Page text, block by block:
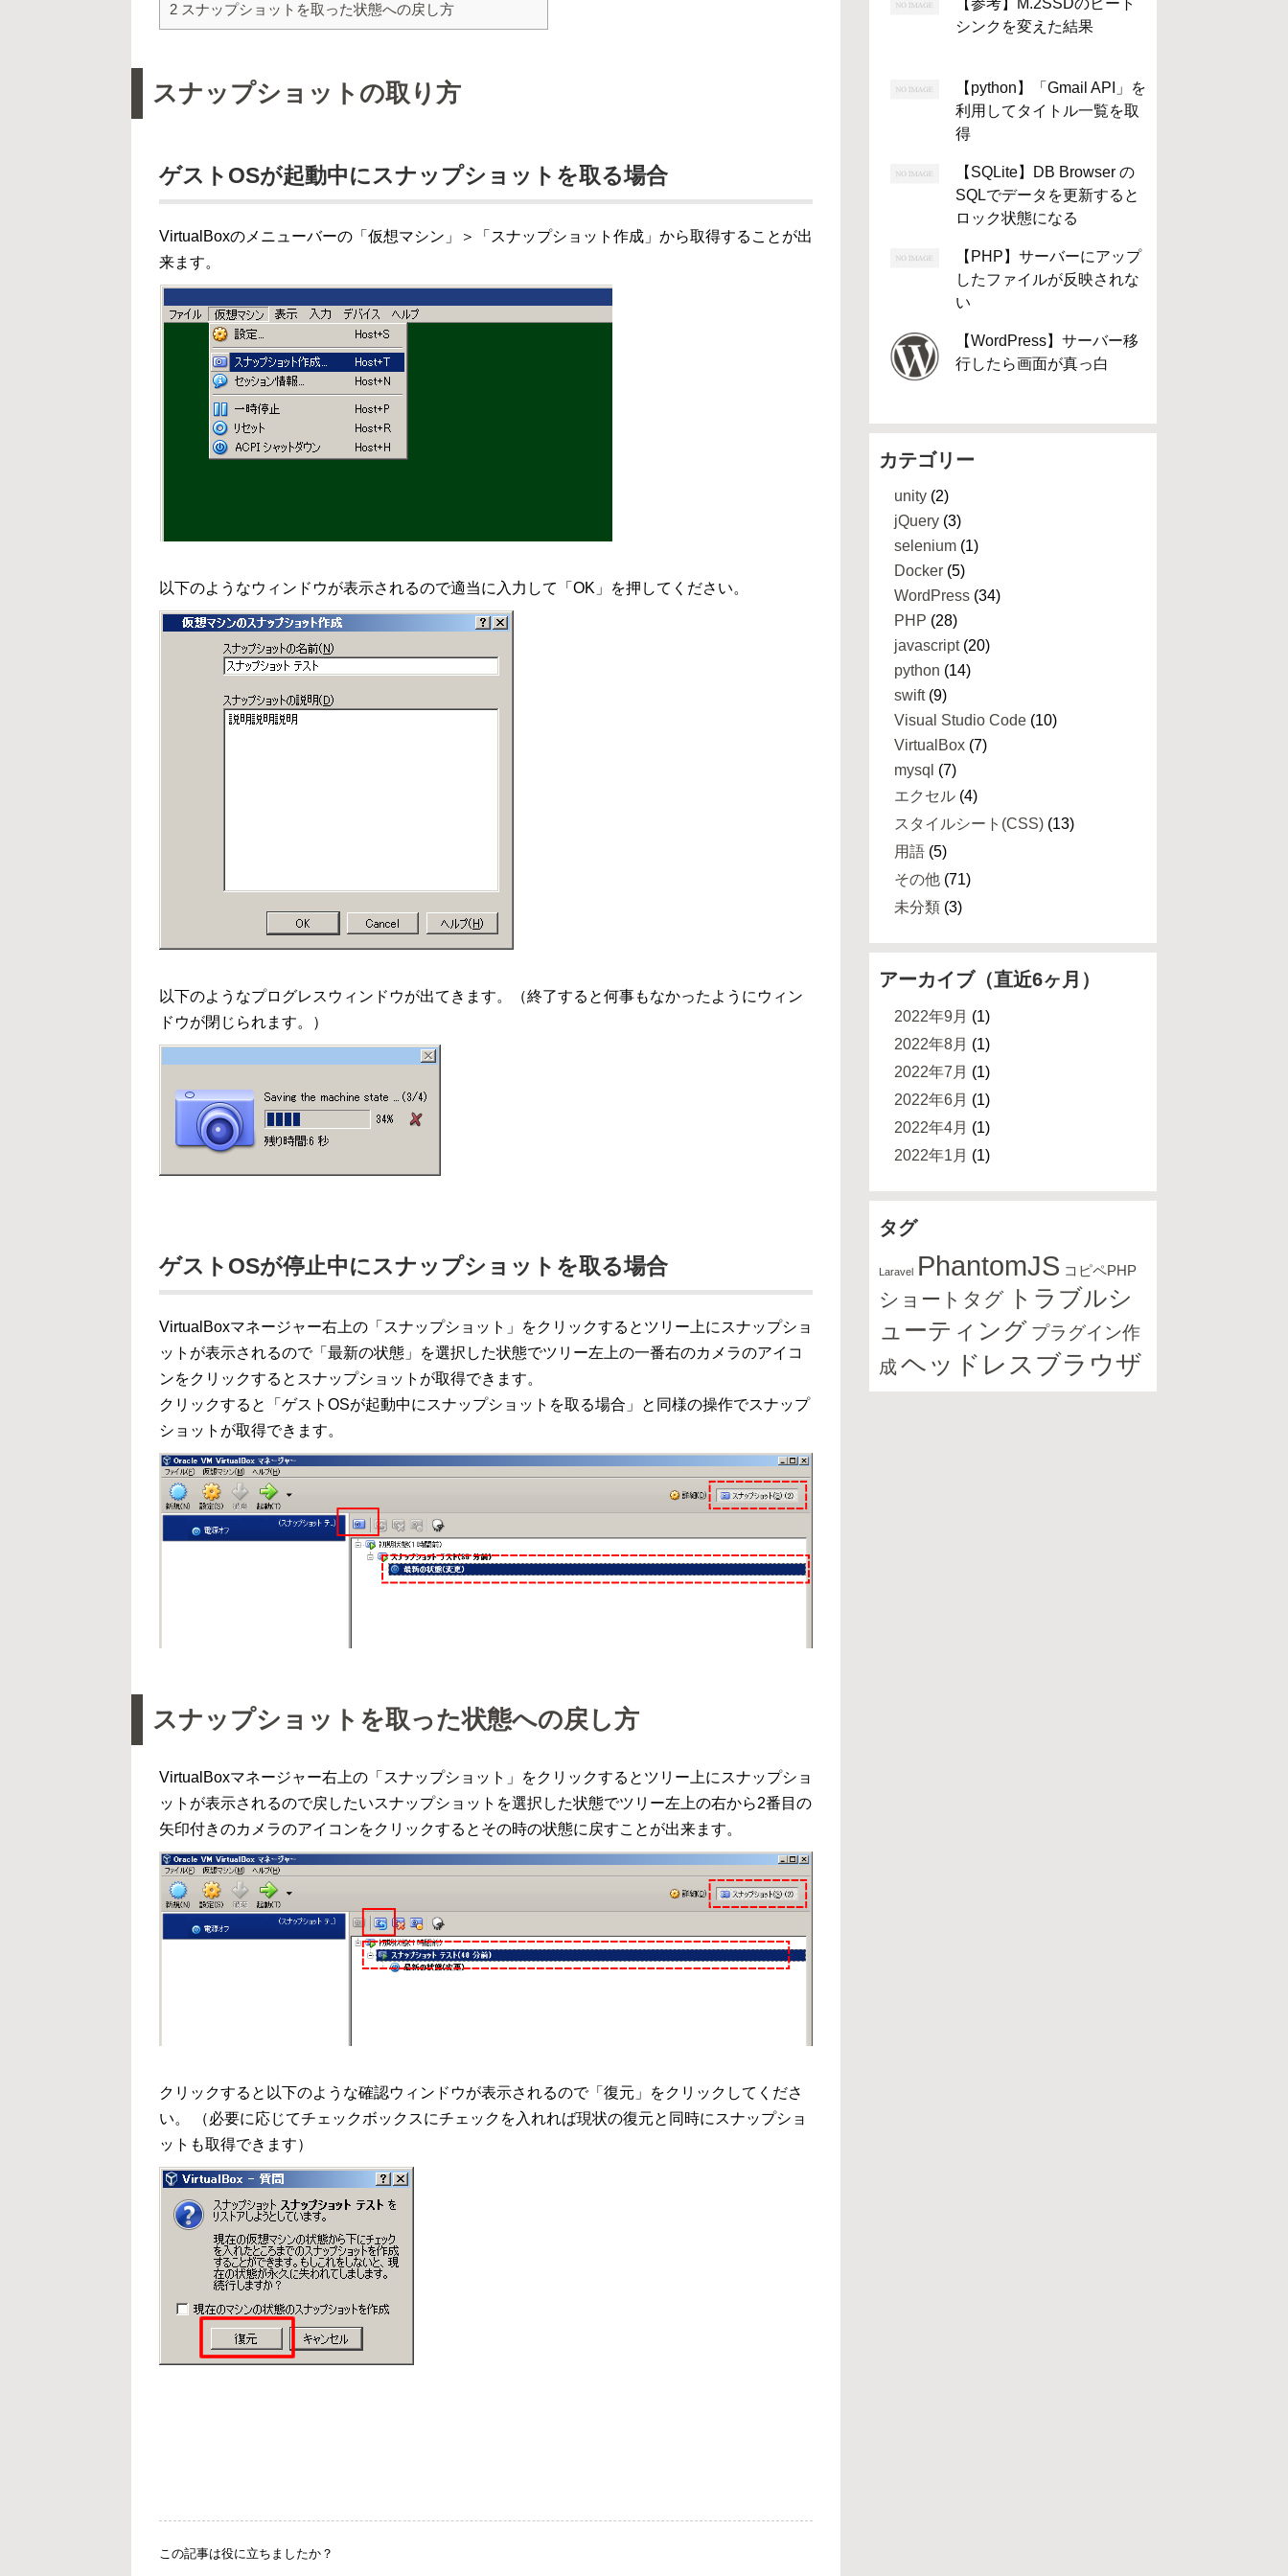
2 スナップショットを取った状態への戻し方
スナップショットの取り方
ゲストOSが起動中にスナップショットを取る場合
VirtualBoxのメニューバーの「仮想マシン」＞「スナップショット作成」から取得することが出
来ます。
以下のようなウィンドウが表示されるので適当に入力して「OK」を押してください。
以下のようなプログレスウィンドウが出てきます。（終了すると何事もなかったようにウィン
ドウが閉じられます。）
ゲストOSが停止中にスナップショットを取る場合
VirtualBoxマネージャー右上の「スナップショット」をクリックするとツリー上にスナップショ
ットが表示されるので「最新の状態」を選択した状態でツリー左上の一番右のカメラのアイコ
ンをクリックするとスナップショットが取得できます。
クリックすると「ゲストOSが起動中にスナップショットを取る場合」と同様の操作でスナップ
ショットが取得できます。
スナップショットを取った状態への戻し方
VirtualBoxマネージャー右上の「スナップショット」をクリックするとツリー上にスナップショ
ットが表示されるので戻したいスナップショットを選択した状態でツリー左上の右から2番目の
矢印付きのカメラのアイコンをクリックするとその時の状態に戻すことが出来ます。
クリックすると以下のような確認ウィンドウが表示されるので「復元」をクリックしてくださ
い。 （必要に応じてチェックボックスにチェックを入れれば現状の復元と同時にスナップショ
ットも取得できます）
この記事は役に立ちましたか？
【参考】M.2SSDのヒート
シンクを変えた結果
【python】「Gmail API」を
利用してタイトル一覧を取
得
【SQLite】DB Browser の
SQLでデータを更新すると
ロック状態になる
【PHP】サーバーにアップ
したファイルが反映されな
い
【WordPress】サーバー移
行したら画面が真っ白
カテゴリー
unity (2)
jQuery (3)
selenium (1)
Docker (5)
WordPress (34)
PHP (28)
javascript(20)
python (14)
swift(9)
Visual Studio Code (10)
VirtualBox (7)
mysql (7)
エクセル (4)
スタイルシート(CSS) (13)
用語 (5)
その他 (71)
未分類 (3)
アーカイブ（直近6ヶ月）
2022年9月 (1)
2022年8月 (1)
2022年7月 (1)
2022年6月 (1)
2022年4月 (1)
2022年1月 (1)
タグ
Laravel PhantomJS コピペPHP
ショートタグ トラブルシ
ューティング プラグイン作
成ヘッドレスブラウザ